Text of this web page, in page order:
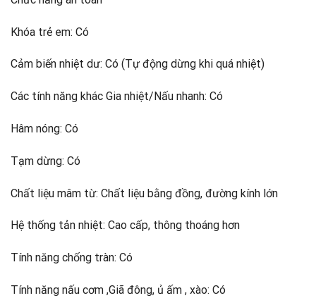
Khóa trẻ em: Có
Cảm biến nhiệt dư: Có (Tự động dừng khi quá nhiệt)
Các tính năng khác Gia nhiệt/Nấu nhanh: Có
Hâm nóng: Có
Tạm dừng: Có
Chất liệu mâm từ: Chất liệu bằng đồng, đường kính lớn
Hệ thống tản nhiệt: Cao cấp, thông thoáng hơn
Tính năng chống tràn: Có
Tính năng nấu cơm ,Giã đông, ủ ấm , xào: Có